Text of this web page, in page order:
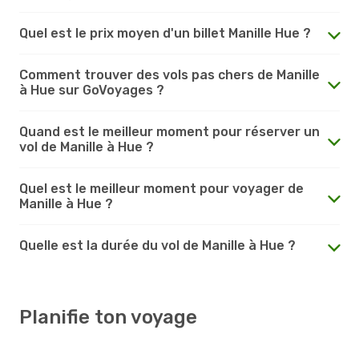
Quel est le prix moyen d'un billet Manille Hue ?
Comment trouver des vols pas chers de Manille
à Hue sur GoVoyages ?
Quand est le meilleur moment pour réserver un
vol de Manille à Hue ?
Quel est le meilleur moment pour voyager de
Manille à Hue ?
Quelle est la durée du vol de Manille à Hue ?
Planifie ton voyage